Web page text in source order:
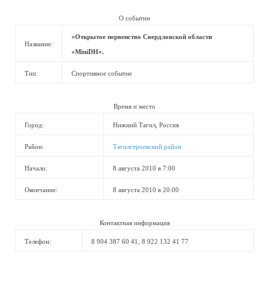
О событии
Название:
«Открытое первенство Свердловской области
«MiniDH».
Тип: Спортивное событие
Время и место
Город: Нижний Тагил, Россия
Район: Тагилстроевский район
Начало: 8 августа 2010 в 7:00
Окончание: 8 августа 2010 в 20:00
Контактная информация
Телефон: 8 904 387 60 41, 8 922 132 41 77